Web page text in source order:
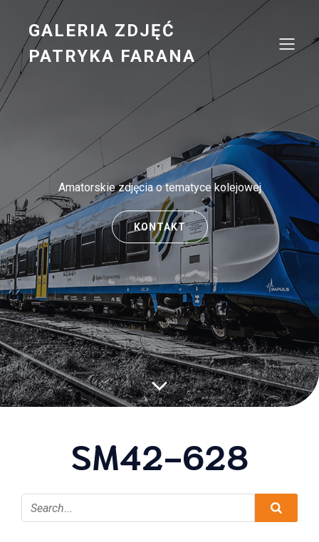
GALERIA ZDJĘĆ
PATRYKA FARANA
Amatorskie zdjęcia o tematyce kolejowej
KONTAKT
SM42-628